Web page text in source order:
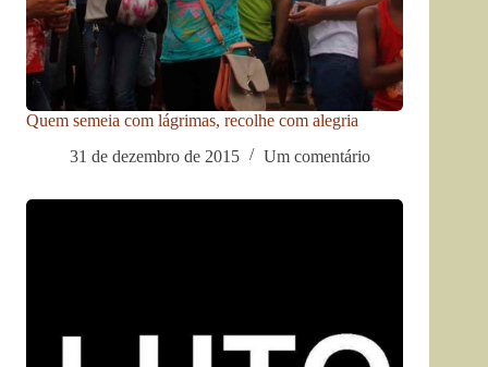
Quem semeia com lágrimas, recolhe com alegria
31 de dezembro de 2015
Um comentário